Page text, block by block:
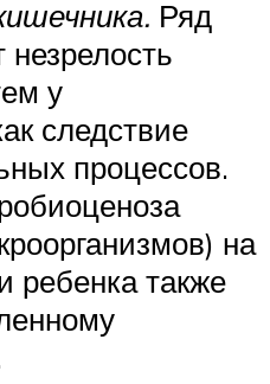
Ряд
у
следствие
процессов.
на
ребенка также